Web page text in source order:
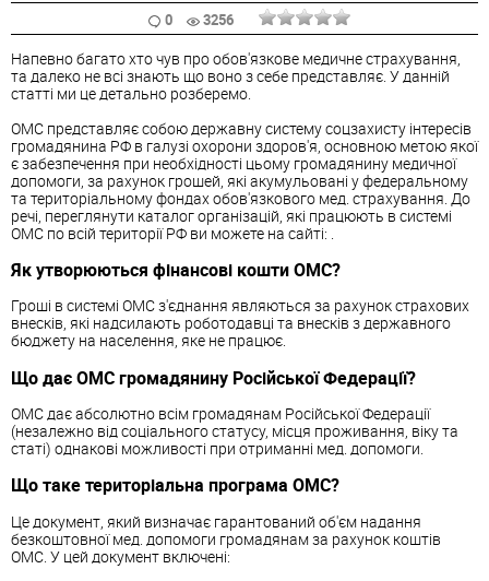
0
3256
Напевно багато хто чув про обов'язкове медичне страхування,
та далеко не всі знають що воно з себе представляє. У данній
статті ми це детально розберемо.
ОМС представляє собою державну систему соцзахисту інтересів
громадянина РФ в галузі охорони здоров'я, основною метою якої
є забезпечення при необхідності цьому громадянину медичної
допомоги, за рахунок грошей, які акумульовані у федеральному
та територіальному фондах обов'язкового мед. страхування. До
речі, переглянути каталог організацій, які працюють в системі
ОМС по всій території РФ ви можете на сайті: .
Як утворюються фінансові кошти ОМС?
Гроші в системі ОМС з'єднання являються за рахунок страхових
внесків, які надсилають роботодавці та внесків з державного
бюджету на населення, яке не працює.
Що дає ОМС громадянину Російської Федерації?
ОМС дає абсолютно всім громадянам Російської Федерації
(незалежно від соціального статусу, місця проживання, віку та
статі) однакові можливості при отриманні мед. допомоги.
Що таке територіальна програма ОМС?
Це документ, який визначає гарантований об'єм надання
безкоштовної мед. допомоги громадянам за рахунок коштів
ОМС. У цей документ включені: